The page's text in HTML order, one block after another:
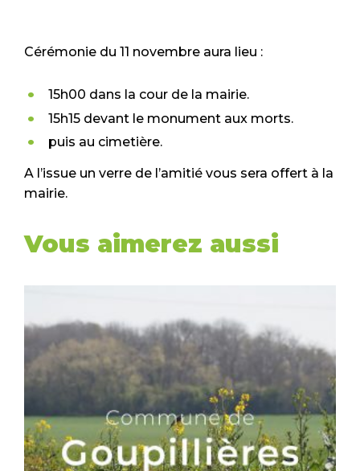
Cérémonie du 11 novembre aura lieu :
15h00 dans la cour de la mairie.
15h15 devant le monument aux morts.
puis au cimetière.
A l’issue un verre de l’amitié vous sera offert à la
mairie.
Vous aimerez aussi